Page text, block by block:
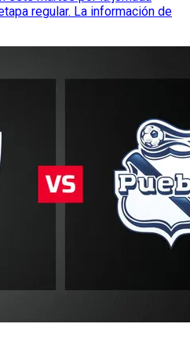
regular. La información de